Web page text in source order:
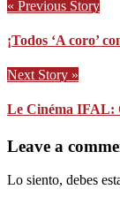
« Previous Story
¡Todos ‘A coro’
Next Story »
Le Cinéma IFAL:
Leave a
Lo siento, debes